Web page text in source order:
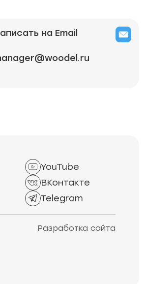
на Email
YouTube
ВКонтакте
Telegram
Разработка сайта